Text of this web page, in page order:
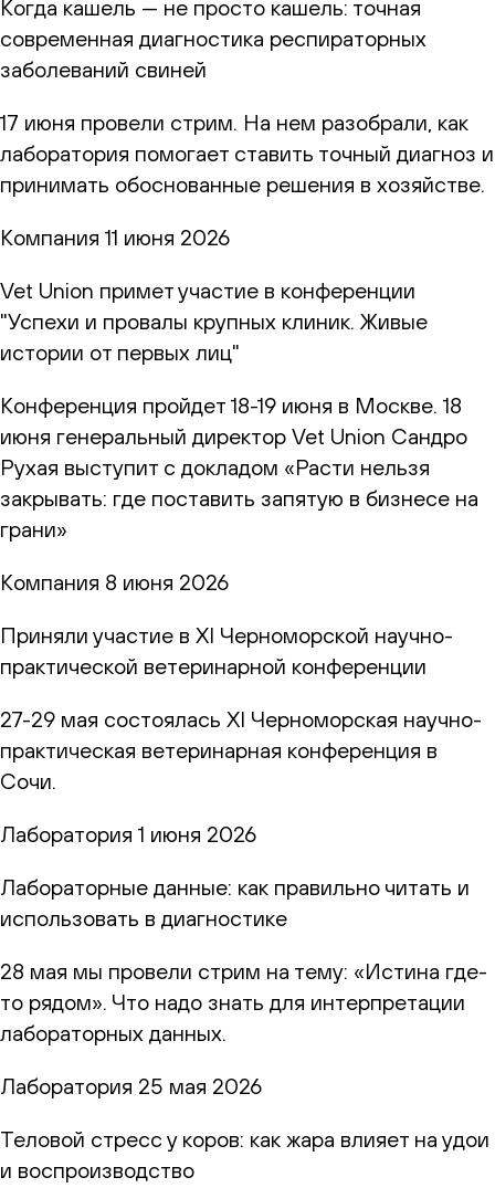
Когда кашель — не просто кашель: точная
современная диагностика респираторных
заболеваний свиней
17 июня провели стрим. На нем разобрали, как
лаборатория помогает ставить точный диагноз и
принимать обоснованные решения в хозяйстве.
Компания 11 июня 2026
Vet Union примет участие в конференции
"Успехи и провалы крупных клиник. Живые
истории от первых лиц"
Конференция пройдет 18-19 июня в Москве. 18
июня генеральный директор Vet Union Сандро
Рухая выступит с докладом «Расти нельзя
закрывать: где поставить запятую в бизнесе на
грани»
Компания 8 июня 2026
Приняли участие в XI Черноморской научно-
практической ветеринарной конференции
27-29 мая состоялась XI Черноморская научно-
практическая ветеринарная конференция в
Сочи.
Лаборатория 1 июня 2026
Лабораторные данные: как правильно читать и
использовать в диагностике
28 мая мы провели стрим на тему: «Истина где-
то рядом». Что надо знать для интерпретации
лабораторных данных.
Лаборатория 25 мая 2026
Теловой стресс у коров: как жара влияет на удои
и воспроизводство